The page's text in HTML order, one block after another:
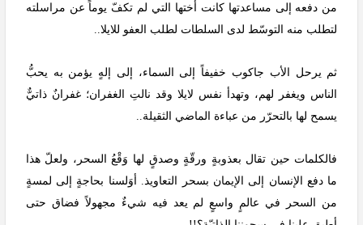
من دفعه إلى مساعدتها كانت أختها التي لم تكفّ يوماً عن مراسلته
لتطلب منه التوسّط لدى السلطات لطلب العفو للايلا..
ثم يرحل الأب جاكوب خفيفاً إلى السماء، إلى إلهٍ يؤمن به يحبُّ
الناس ويغفر لهم، وتهدأ نفس لايلا وقد نالتِ الغفران؛ غفرانٌ ذاتيٌّ
يسمح لها بالتحرّر من عباءة الماضي الثقيلة..
فالكلمات حين تقال بعذوبةٍ ورقّةٍ وصدقٍ لها وَقْعُ السحر، ولعلّ هذا
ما دفع الإنسان إلى الإيمان بسحر التعاويذ. أوَلسنا بحاجةٍ إلى لمسةٍ
من السحر في عالمٍ واسعٍ لم يعد فيه شيءٌ مجهولاً فضاق حتى